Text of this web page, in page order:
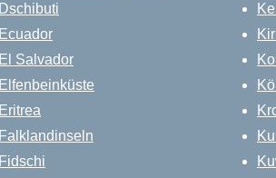
Dschibuti
Ecuador
El Salvador
Elfenbeinküste
Eritrea
Falklandinseln
Fidschi